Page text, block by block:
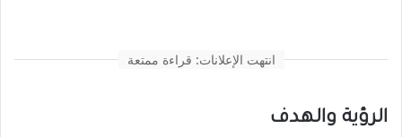
انتهت الإعلانات: قراءة ممتعة
الرؤية والهدف